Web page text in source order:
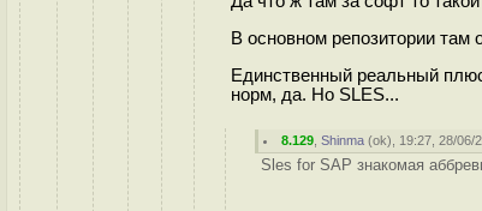
В основном репозитории там
Единственный реальный
норм, да. Но SLES...
8.129 ,Shinma (ok), 19:27, 28/06/
Sles for SAP знакомая